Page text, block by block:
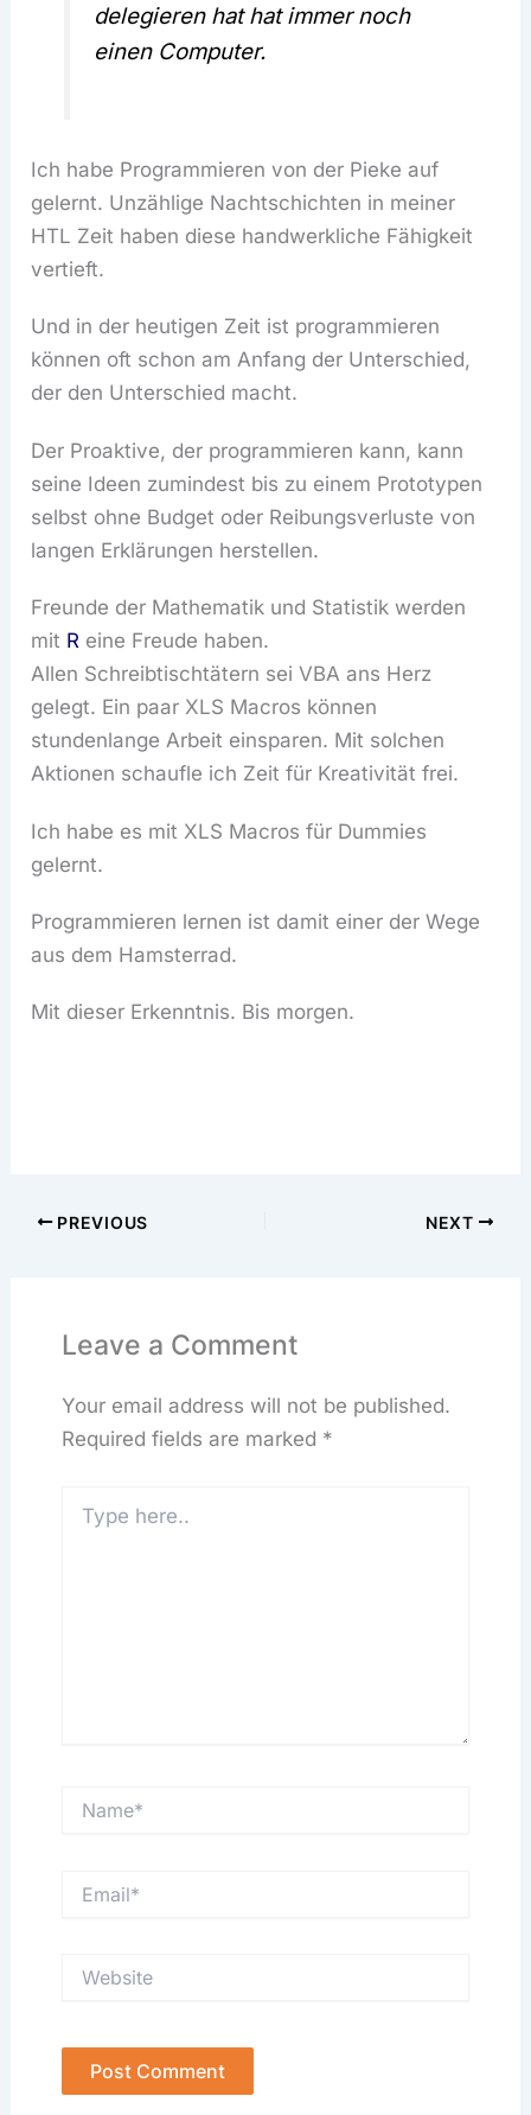
delegieren hat hat immer noch
einen Computer.
Ich habe Programmieren von der Pieke auf
gelernt. Unzählige Nachtschichten in meiner
HTL Zeit haben diese handwerkliche Fähigkeit
vertieft.
Und in der heutigen Zeit ist programmieren
können oft schon am Anfang der Unterschied,
der den Unterschied macht.
Der Proaktive, der programmieren kann, kann
seine Ideen zumindest bis zu einem Prototypen
selbst ohne Budget oder Reibungsverluste von
langen Erklärungen herstellen.
Freunde der Mathematik und Statistik werden
mit R eine Freude haben.
Allen Schreibtischtätern sei VBA ans Herz
gelegt. Ein paar XLS Macros können
stundenlange Arbeit einsparen. Mit solchen
Aktionen schaufle ich Zeit für Kreativität frei.
Ich habe es mit XLS Macros für Dummies
gelernt.
Programmieren lernen ist damit einer der Wege
aus dem Hamsterrad.
Mit dieser Erkenntnis. Bis morgen.
PREVIOUS NEXT
Leave a Comment
Your email address will not be published.
Required fields are marked *
here..